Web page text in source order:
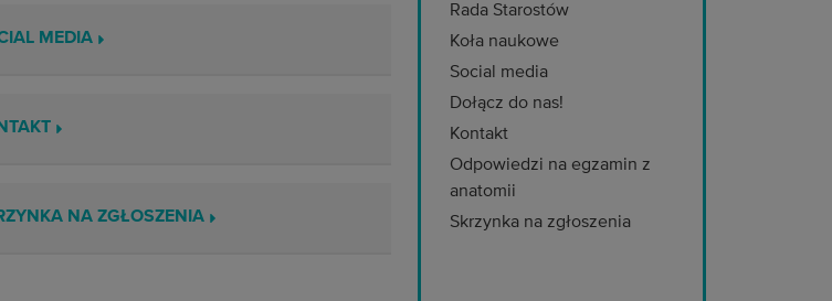
MEDIA
NA ZGŁOSZENIA
Rada Starostów
Koła naukowe
Social media
Dołącz do nas!
Kontakt
Odpowiedzi na egzamin z
anatomii
Skrzynka na zgłoszenia